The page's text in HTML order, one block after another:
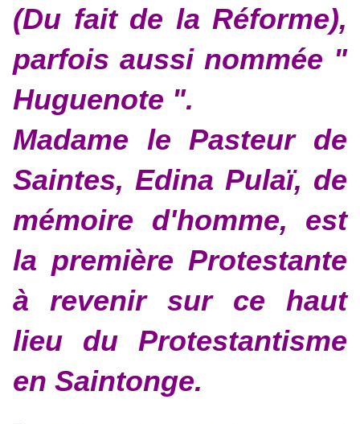
(Du fait de la Réforme),
parfois aussi nommée "
Huguenote ".
Madame le Pasteur de
Saintes, Edina Pulaï, de
mémoire d'homme, est
la première Protestante
à revenir sur ce haut
lieu du Protestantisme
en Saintonge.